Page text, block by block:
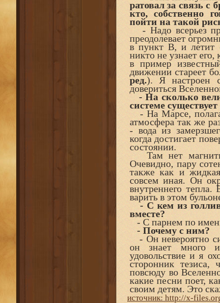
ратовал за связь с
кто, собственно
пойти на такой
- Надо всерьез
преодолевает
в пункт B, и летит
никто не узнает
в пример
движении стареет
ред.). Я настроен
довериться
- На сколько
системе
- На Марсе,
атмосфера так же
- вода из
когда достигает
состоянии.
Там нет
Очевидно, пару
также как и
совсем иная. Он
внутреннего
варить в этом
- С кем из
вместе?
- С парнем по
- Почему с ним?
- Он невероятно
он знает много
удовольствие и я
сторонник тезиса,
повсюду во
какие песни поет,
своим детям. Это
источник: http://x-